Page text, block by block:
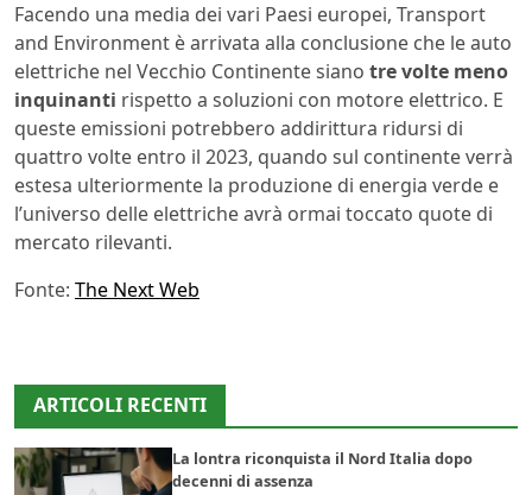
Facendo una media dei vari Paesi europei, Transport
and Environment è arrivata alla conclusione che le auto
elettriche nel Vecchio Continente siano tre volte meno
inquinanti rispetto a soluzioni con motore elettrico. E
queste emissioni potrebbero addirittura ridursi di
quattro volte entro il 2023, quando sul continente verrà
estesa ulteriormente la produzione di energia verde e
l’universo delle elettriche avrà ormai toccato quote di
mercato rilevanti.
Fonte: The Next Web
ARTICOLI RECENTI
La lontra riconquista il Nord Italia dopo
decenni di assenza